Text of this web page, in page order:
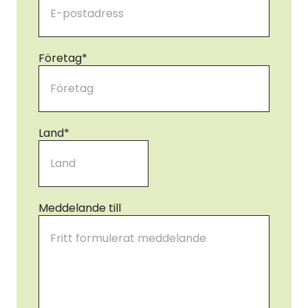
Företag*
Land*
Meddelande till